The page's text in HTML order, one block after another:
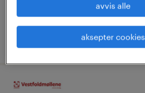
publisert 28 juli 2026
avvis alle
aksepter cookies